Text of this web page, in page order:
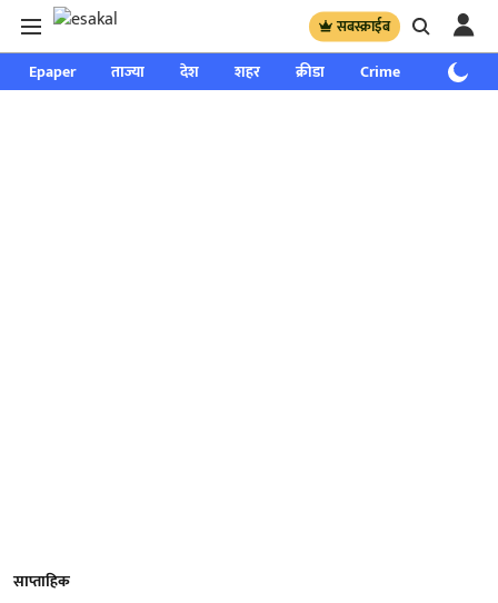
सबस्क्राईब
Epaper ताज्या देश शहर क्रीडा Crime साप्ताहिक
साप्ताहिक